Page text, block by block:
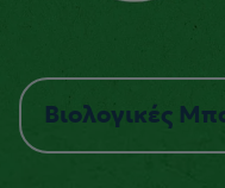
Βιολογικές